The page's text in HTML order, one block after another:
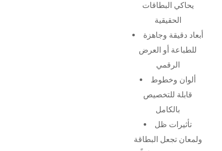
يحاكي البطاقات
الحقيقية
أبعاد دقيقة وجاهزة
للطباعة أو العرض
الرقمي
ألوان وخطوط
قابلة للتخصيص
بالكامل
تأثيرات ظل
ولمعان تجعل البطاقة